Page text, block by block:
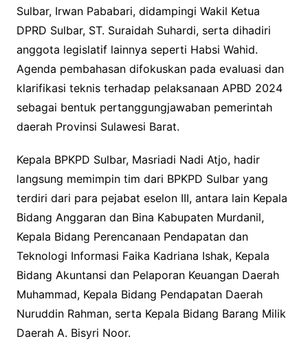
Sulbar, Irwan Pababari, didampingi Wakil Ketua
DPRD Sulbar, ST. Suraidah Suhardi, serta dihadiri
anggota legislatif lainnya seperti Habsi Wahid.
Agenda pembahasan difokuskan pada evaluasi dan
klarifikasi teknis terhadap pelaksanaan APBD 2024
sebagai bentuk pertanggungjawaban pemerintah
daerah Provinsi Sulawesi Barat.
Kepala BPKPD Sulbar, Masriadi Nadi Atjo, hadir
langsung memimpin tim dari BPKPD Sulbar yang
terdiri dari para pejabat eselon III, antara lain Kepala
Bidang Anggaran dan Bina Kabupaten Murdanil,
Kepala Bidang Perencanaan Pendapatan dan
Teknologi Informasi Faika Kadriana Ishak, Kepala
Bidang Akuntansi dan Pelaporan Keuangan Daerah
Muhammad, Kepala Bidang Pendapatan Daerah
Nuruddin Rahman, serta Kepala Bidang Barang Milik
Daerah A. Bisyri Noor.